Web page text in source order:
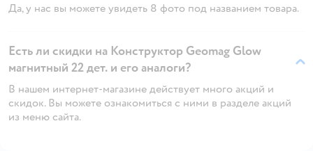
Да, у нас вы можете увидеть 8 фото под названием товара.
Есть ли скидки на Конструктор Geomag Glow
магнитный 22 дет. и его аналоги?
В нашем интернет-магазине действует много акций и
скидок. Вы можете ознакомиться с ними в разделе акций
из меню сайта.